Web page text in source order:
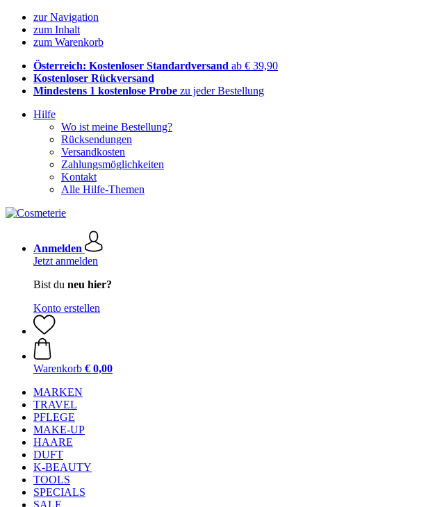
zur Navigation
zum Inhalt
zum Warenkorb
Österreich: Kostenloser Standardversand ab € 39,90
Kostenloser Rückversand
Mindestens 1 kostenlose Probe zu jeder Bestellung
Hilfe
Wo ist meine Bestellung?
Rücksendungen
Versandkosten
Zahlungsmöglichkeiten
Kontakt
Alle Hilfe-Themen
Anmelden
Jetzt anmelden
Bist du neu hier?
Konto erstellen
Warenkorb € 0,00
MARKEN
TRAVEL
PFLEGE
MAKE-UP
HAARE
DUFT
K-BEAUTY
TOOLS
SPECIALS
SALE